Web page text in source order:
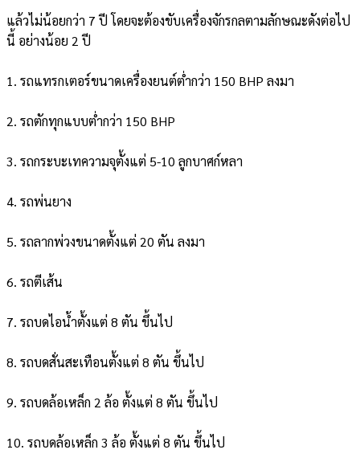
แล้วไม่น้อยกว่า 7 ปี โดยจะต้องขับเครื่องจักรกลตามลักษณะดังต่อไป
นี้ อย่างน้อย 2 ปี
1. รถแทรกเตอร์ขนาดเครื่องยนต์ต่ำกว่า 150 BHP ลงมา
2. รถตักทุกแบบต่ำกว่า 150 BHP
3. รถกระบะเทความจุตั้งแต่ 5-10 ลูกบาศก์หลา
4. รถพ่นยาง
5. รถลากพ่วงขนาดตั้งแต่ 20 ตัน ลงมา
6. รถตีเส้น
7. รถบดไอน้ำตั้งแต่ 8 ตัน ขึ้นไป
8. รถบดสั่นสะเทือนตั้งแต่ 8 ตัน ขึ้นไป
9. รถบดล้อเหล็ก 2 ล้อ ตั้งแต่ 8 ตัน ขึ้นไป
10. รถบดล้อเหล็ก 3 ล้อ ตั้งแต่ 8 ตัน ขึ้นไป